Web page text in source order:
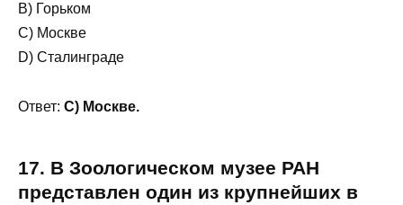
B) Горьком
C) Москве
D) Сталинграде
Ответ: C) Москве.
17. В Зоологическом музее РАН
представлен один из крупнейших в